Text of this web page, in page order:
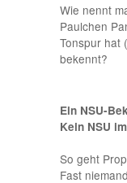
Wie nennt
Paulchen
Tonspur hat
bekennt?
Ein NSU-
Kein NSU
So geht
Fast